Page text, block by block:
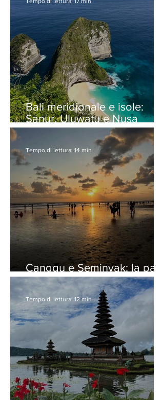
Bali meridionale e isole:
Sanur, Uluwatu e Nusa
Penida
Canggu e Seminyak: la parte
più turistica di Bali
Tempo di lettura: 14 min
Tempo di lettura: 12 min